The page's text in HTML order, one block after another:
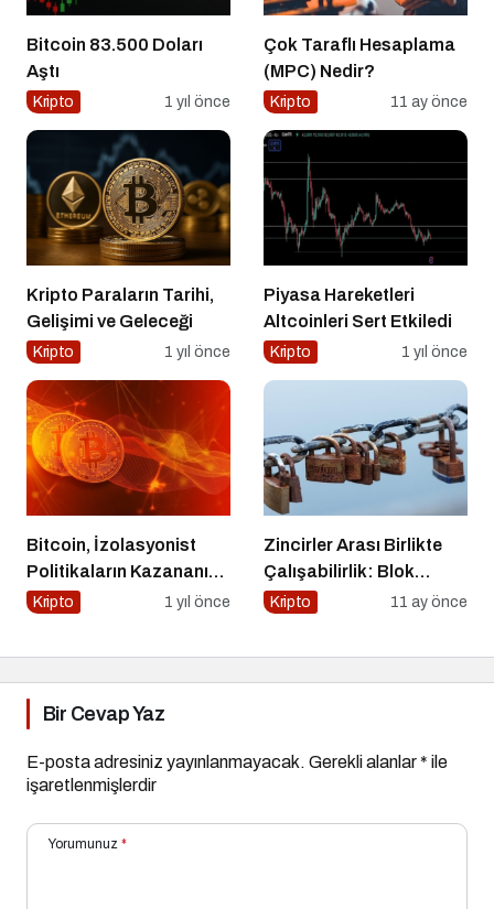
Bitcoin 83.500 Doları
Aştı
Kripto 1 yıl önce
Çok Taraflı Hesaplama
(MPC) Nedir?
Kripto 11 ay önce
Kripto Paraların Tarihi,
Gelişimi ve Geleceği
Kripto 1 yıl önce
Piyasa Hareketleri
Altcoinleri Sert Etkiledi
Kripto 1 yıl önce
Bitcoin, İzolasyonist
Politikaların Kazananı
Olabilir
Kripto 1 yıl önce
Zincirler Arası Birlikte
Çalışabilirlik: Blok
Zincirlerin Geleceği
Kripto 11 ay önce
Bir Cevap Yaz
E-posta adresiniz yayınlanmayacak. Gerekli alanlar* ile
işaretlenmişlerdir
Yorumunuz *